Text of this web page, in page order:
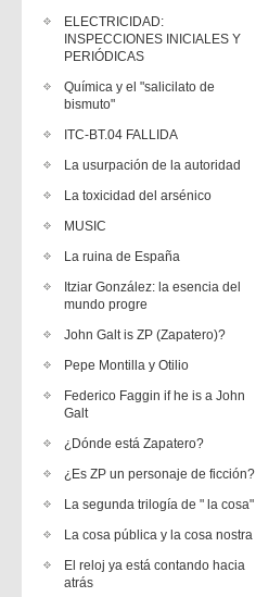
ELECTRICIDAD:
INSPECCIONES INICIALES Y
PERIÓDICAS
Química y el "salicilato de
bismuto"
ITC-BT.04 FALLIDA
La usurpación de la autoridad
La toxicidad del arsénico
MUSIC
La ruina de España
Itziar González: la esencia del
mundo progre
John Galt is ZP (Zapatero)?
Pepe Montilla y Otilio
Federico Faggin if he is a John
Galt
¿Dónde está Zapatero?
¿Es ZP un personaje de ficción?
La segunda trilogía de " la cosa"
La cosa pública y la cosa nostra
El reloj ya está contando hacia
atrás